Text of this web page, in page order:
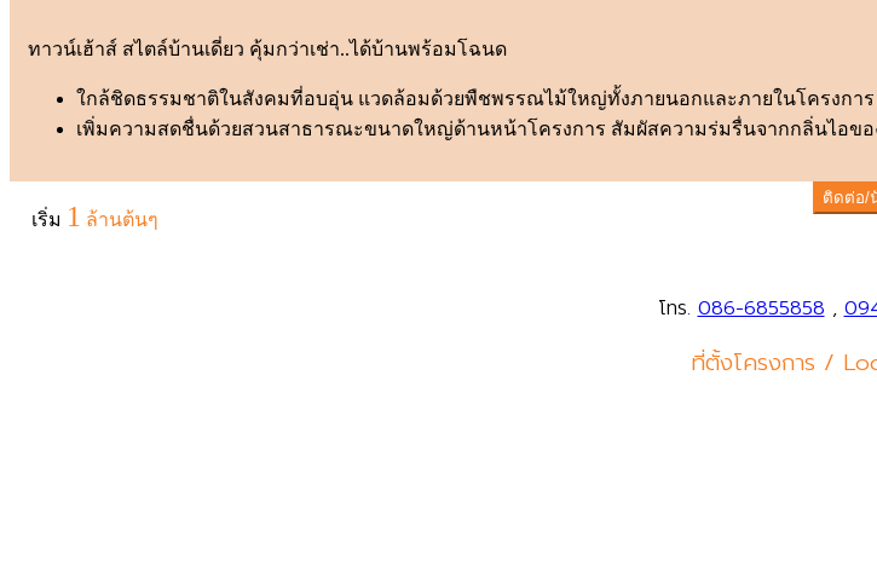
ทาวน์เฮ้าส์ สไตล์บ้านเดี่ยว คุ้มกว่าเช่า..ได้บ้านพร้อมโฉนด
ใกล้ชิดธรรมชาติในสังคมที่อบอุ่น แวดล้อมด้วยพืชพรรณไม้ใหญ่ทั้งภายนอกและภายในโครงการ
เพิ่มความสดชื่นด้วยสวนสาธารณะขนาดใหญ่ด้านหน้าโครงการ สัมผัสความร่มรื่นจากกลิ่นไอขอ
เริ่ม 1 ล้านต้นๆ
ติดต่อ/
โทร.086-6855858,
ที่ตั้งโครงการ /